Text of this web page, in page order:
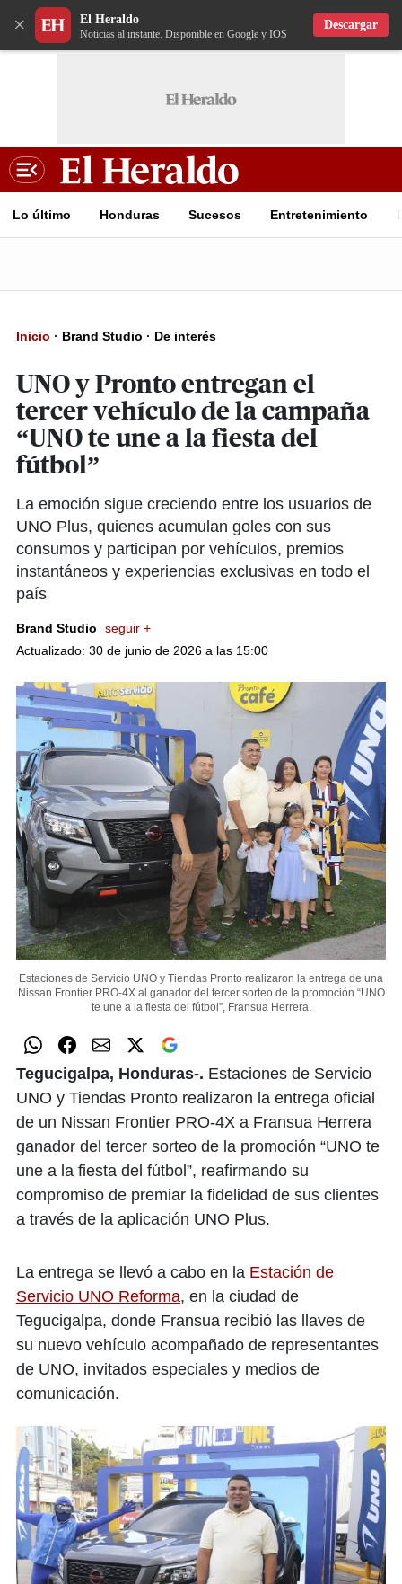
× El Heraldo
Noticias al instante. Disponible en Google y IOS
Descargar
Lo último Honduras Sucesos Entretenimiento
Inicio · Brand Studio · De interés
UNO y Pronto entregan el
tercer vehículo de la campaña
“UNO te une a la fiesta del
fútbol”
La emoción sigue creciendo entre los usuarios de
UNO Plus, quienes acumulan goles con sus
consumos y participan por vehículos, premios
instantáneos y experiencias exclusivas en todo el
país
Brand Studio
seguir +
Actualizado: 30 de junio de 2026 a las 15:00
Estaciones de Servicio UNO y Tiendas Pronto realizaron la entrega de una
Nissan Frontier PRO-4X al ganador del tercer sorteo de la promoción “UNO
te une a la fiesta del fútbol”, Fransua Herrera.
Tegucigalpa, Honduras-. Estaciones de Servicio
UNO y Tiendas Pronto realizaron la entrega oficial
de un Nissan Frontier PRO-4X a Fransua Herrera
ganador del tercer sorteo de la promoción “UNO te
une a la fiesta del fútbol”, reafirmando su
compromiso de premiar la fidelidad de sus clientes
a través de la aplicación UNO Plus.
La entrega se llevó a cabo en la Estación de
Servicio UNO Reforma, en la ciudad de
Tegucigalpa, donde Fransua recibió las llaves de
su nuevo vehículo acompañado de representantes
de UNO, invitados especiales y medios de
comunicación.